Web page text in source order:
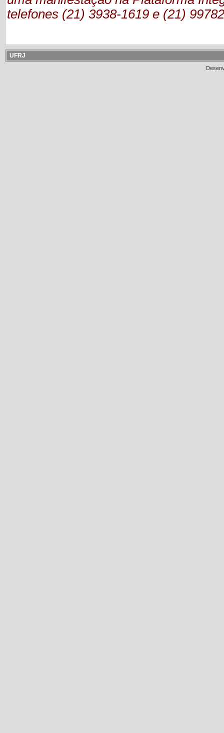
telefones (21) 3938-1619 e (21)
UFRJ